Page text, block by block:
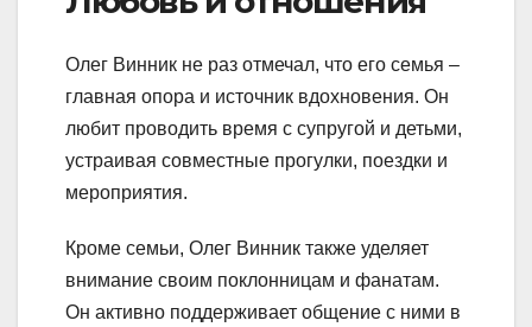
Олег Винник не раз отмечал, что его семья –
главная опора и источник вдохновения. Он
любит проводить время с супругой и детьми,
устраивая совместные прогулки, поездки и
мероприятия.
Кроме семьи, Олег Винник также уделяет
внимание своим поклонницам и фанатам.
Он активно поддерживает общение с ними в